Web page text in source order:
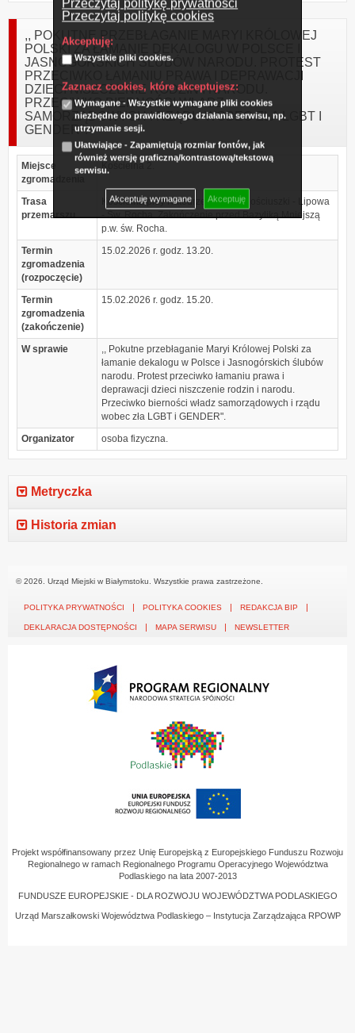
Przeczytaj politykę prywatności
Przeczytaj politykę cookies
Akceptuję:
Wszystkie pliki cookies.
Zaznacz cookies, które akceptujesz:
Wymagane - Wszystkie wymagane pliki cookies
niezbędne do prawidłowego działania serwisu, np.
utrzymanie sesji.
Ułatwiające - Zapamiętują rozmiar fontów, jak
również wersję graficzną/kontrastową/tekstową
serwisu.
Akceptuję wymagane Akceptuję
,, POKUTNE PRZEBŁAGANIE MARYI KRÓLOWEJ
POLSKI ZA ŁAMANIE DEKALOGU W POLSCE I
JASNOGÓRSKICH ŚLUBÓW NARODU. PROTEST
PRZECIWKO ŁAMANIU PRAWA I DEPRAWACJI
DZIECI NISZCZENIE RODZIN I NARODU.
PRZECIWKO BIERNOŚCI WŁADZ
SAMORZĄDOWYCH I RZĄDU WOBEC ZŁA LGBT I
GENDER".
Miejsce
zgromadzenia
Kościelna 2.
Trasa
przemarszu
Kościelna przy Katedrze - Rynek Kościuszki - Lipowa
- Św. Rocha. Zakończenie przed Bazyliką Mniejszą
p.w. św. Rocha.
Termin
zgromadzenia
(rozpoczęcie)
15.02.2026 r. godz. 13.20.
Termin
zgromadzenia
(zakończenie)
15.02.2026 r. godz. 15.20.
W sprawie
,, Pokutne przebłaganie Maryi Królowej Polski za
łamanie dekalogu w Polsce i Jasnogórskich ślubów
narodu. Protest przeciwko łamaniu prawa i
deprawacji dzieci niszczenie rodzin i narodu.
Przeciwko bierności władz samorządowych i rządu
wobec zła LGBT i GENDER".
Organizator
osoba fizyczna.
Metryczka
Historia zmian
© 2026. Urząd Miejski w Białymstoku. Wszystkie prawa zastrzeżone.
POLITYKA PRYWATNOŚCI POLITYKA COOKIES REDAKCJA BIP
DEKLARACJA DOSTĘPNOŚCI MAPA SERWISU NEWSLETTER
Projekt współfinansowany przez Unię Europejską z Europejskiego Funduszu Rozwoju
Regionalnego w ramach Regionalnego Programu Operacyjnego Województwa
Podlaskiego na lata 2007-2013
FUNDUSZE EUROPEJSKIE - DLA ROZWOJU WOJEWÓDZTWA PODLASKIEGO
Urząd Marszałkowski Województwa Podlaskiego – Instytucja Zarządzająca RPOWP